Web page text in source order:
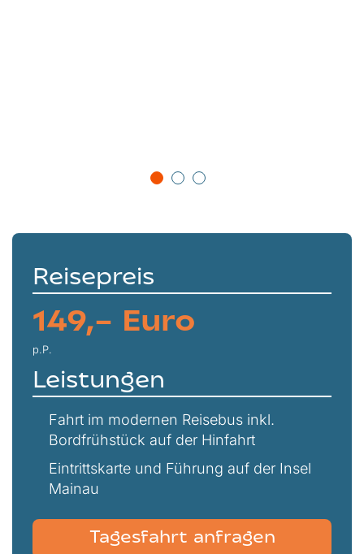
Reisepreis
149,– Euro
p.P.
Leistungen
Fahrt im modernen Reisebus inkl.
Bordfrühstück auf der Hinfahrt
Eintrittskarte und Führung auf der Insel
Mainau
Tagesfahrt anfragen